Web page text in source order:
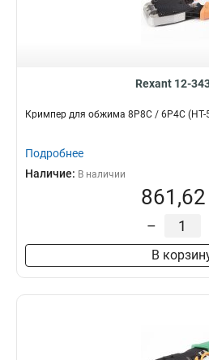
Rexant 12-
Кримпер для обжима 8P8C / 6P4C (HT-
Подробнее
Наличие: В наличии
–
В